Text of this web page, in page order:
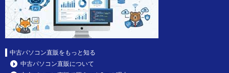
中古パソコン直販をもっと知る
中古パソコン直販について